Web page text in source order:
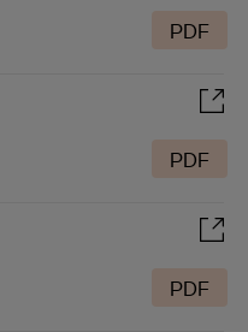
PDF
PDF
PDF